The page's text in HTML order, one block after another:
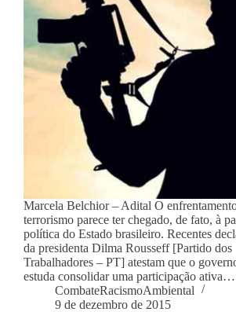
Marcela Belchior – Adital O
terrorismo parece ter chegado, de fato, à
política do Estado brasileiro. Recentes
da presidenta Dilma Rousseff [Partido dos
Trabalhadores – PT] atestam que o
estuda consolidar uma participação ativa…
CombateRacismoAmbiental
9 de dezembro de 2015